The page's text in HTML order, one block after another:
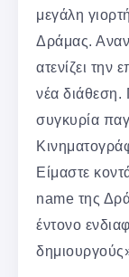
μεγάλη
Δράμας.
ατενίζει
νέα διάθεση.
συγκυρία
Είμαστε
name της
έντονο